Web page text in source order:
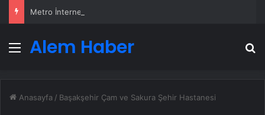
Metro İnternet Nedir ve Nasıl Seçilir
MenüAlem Haber
Anasayfa / Başakşehir Çam ve Sakura Şehir Hastanesi